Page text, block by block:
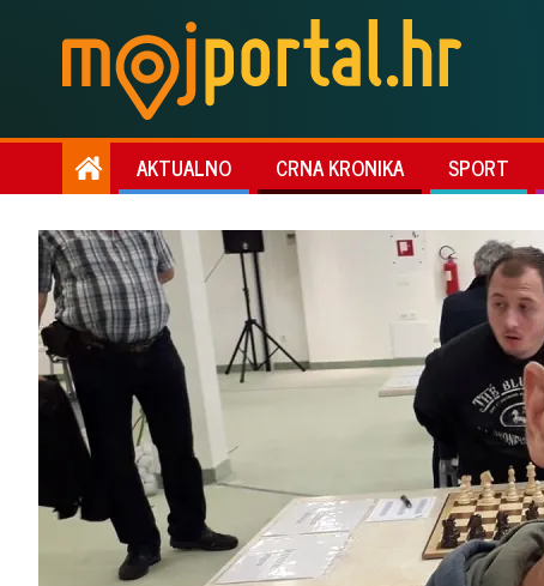
AKTUALNO CRNA KRONIKA SPORT